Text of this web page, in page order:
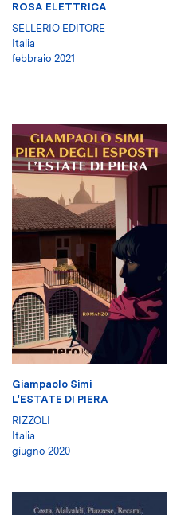
ROSA ELETTRICA
SELLERIO EDITORE
Italia
febbraio 2021
Giampaolo Simi
L'ESTATE DI PIERA
RIZZOLI
Italia
giugno 2020